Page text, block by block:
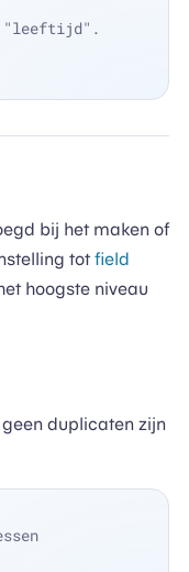
"leeftijd".
bij het maken of
totfield
hoogste niveau
duplicaten zijn